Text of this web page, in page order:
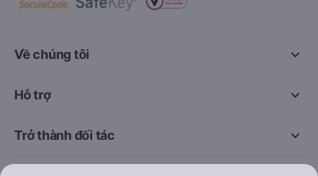
keyboard_arrow_down
Về chúng tôi
keyboard_arrow_down
Hỗ trợ
keyboard_arrow_down
Trở thành đối tác